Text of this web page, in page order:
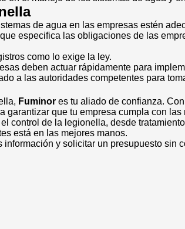
de agua en las empresas estén
especifica las obligaciones de las
como lo exige la ley.
deben actuar rápidamente para
a las autoridades competentes para
Fuminor es tu aliado de confianza.
que tu empresa cumpla con
control de la legionella, desde
está en las mejores manos.
información y solicitar un presupuesto sin